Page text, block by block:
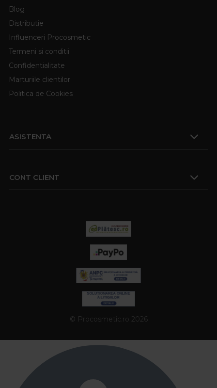
Blog
Distributie
Influenceri Procosmetic
Termeni si conditii
Confidentialitate
Marturiile clientilor
Politica de Cookies
ASISTENTA
CONT CLIENT
© Procosmetic.ro 2026